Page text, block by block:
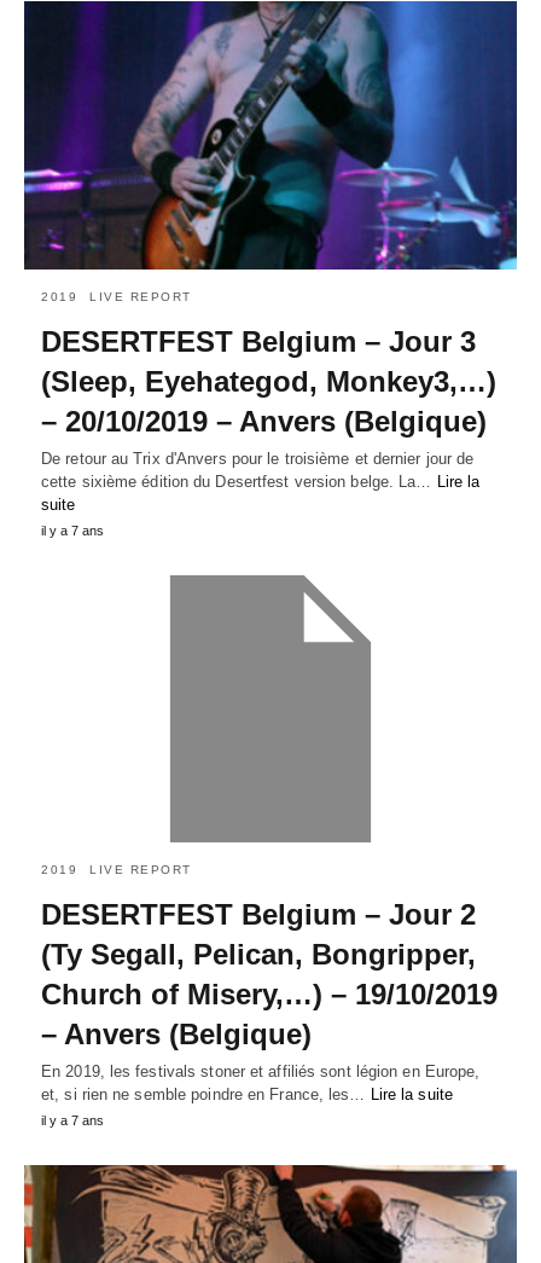
2019 LIVE REPORT
DESERTFEST Belgium – Jour 3
(Sleep, Eyehategod, Monkey3,…)
– 20/10/2019 – Anvers (Belgique)
De retour au Trix d'Anvers pour le troisième et dernier jour de
cette sixième édition du Desertfest version belge. La…
Lire la
suite
il y a 7 ans
2019 LIVE REPORT
DESERTFEST Belgium – Jour 2
(Ty Segall, Pelican, Bongripper,
Church of Misery,…) – 19/10/2019
– Anvers (Belgique)
En 2019, les festivals stoner et affiliés sont légion en Europe,
et, si rien ne semble poindre en France, les… Lire la suite
il y a 7 ans